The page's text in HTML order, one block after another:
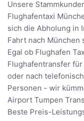
Unsere
Flughafentaxi
sich die Abholung in
Fahrt nach
Egal ob Flughafen
Flughafentransfer
oder nach
Personen - wir
Airport Tumpen
Beste Preis-